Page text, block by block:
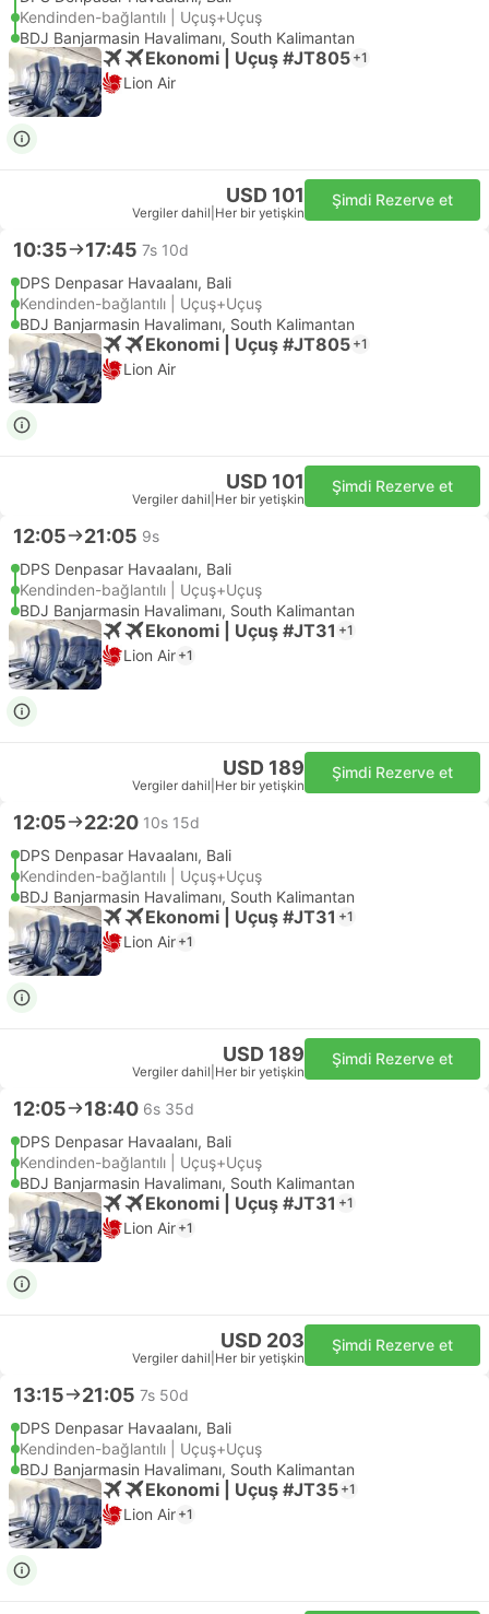
Kendinden-bağlantılı | Uçuş+Uçuş
BDJ Banjarmasin Havalimanı, South Kalimantan
Ekonomi | Uçuş #JT805 +1
Lion Air
USD 101
Vergiler dahil Her bir yetişkin
Şimdi Rezerve et
10:35 17:45 7s 10d
DPS Denpasar Havaalanı, Bali
Kendinden-bağlantılı | Uçuş+Uçuş
BDJ Banjarmasin Havalimanı, South Kalimantan
Ekonomi | Uçuş #JT805 +1
Lion Air
USD 101
Vergiler dahil Her bir yetişkin
Şimdi Rezerve et
12:05 21:05 9s
DPS Denpasar Havaalanı, Bali
Kendinden-bağlantılı | Uçuş+Uçuş
BDJ Banjarmasin Havalimanı, South Kalimantan
Ekonomi | Uçuş #JT31 +1
Lion Air +1
USD 189
Vergiler dahil Her bir yetişkin
Şimdi Rezerve et
12:05 22:20 10s 15d
DPS Denpasar Havaalanı, Bali
Kendinden-bağlantılı | Uçuş+Uçuş
BDJ Banjarmasin Havalimanı, South Kalimantan
Ekonomi | Uçuş #JT31 +1
Lion Air +1
USD 189
Vergiler dahil Her bir yetişkin
Şimdi Rezerve et
12:05 18:40 6s 35d
DPS Denpasar Havaalanı, Bali
Kendinden-bağlantılı | Uçuş+Uçuş
BDJ Banjarmasin Havalimanı, South Kalimantan
Ekonomi | Uçuş #JT31 +1
Lion Air +1
USD 203
Vergiler dahil Her bir yetişkin
Şimdi Rezerve et
13:15 21:05 7s 50d
DPS Denpasar Havaalanı, Bali
Kendinden-bağlantılı | Uçuş+Uçuş
BDJ Banjarmasin Havalimanı, South Kalimantan
Ekonomi | Uçuş #JT35 +1
Lion Air +1